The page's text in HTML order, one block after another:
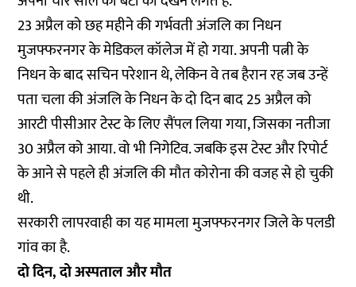
23 अप्रैल को छह महीने की गर्भवती अंजलि का निधन
मुजफ्फरनगर के मेडिकल कॉलेज में हो गया. अपनी पत्नी के
निधन के बाद सचिन परेशान थे, लेकिन वे तब हैरान रह जब उन्हें
पता चला की अंजलि के निधन के दो दिन बाद 25 अप्रैल को
आरटी पीसीआर टेस्ट के लिए सैंपल लिया गया, जिसका नतीजा
30 अप्रैल को आया. वो भी निगेटिव. जबकि इस टेस्ट और रिपोर्ट
के आने से पहले ही अंजलि की मौत कोरोना की वजह से हो चुकी
थी.
सरकारी लापरवाही का यह मामला मुजफ्फरनगर जिले के पलडी
गांव का है.
दो दिन, दो अस्पताल और मौत